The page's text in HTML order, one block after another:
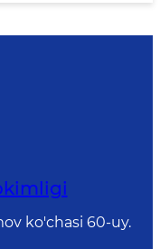
ko'chasi 60-uy.